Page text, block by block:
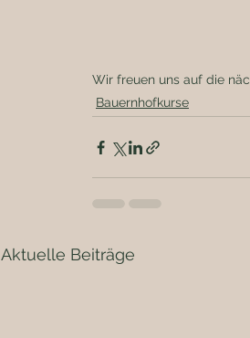
Wir freuen uns auf die
Bauernhofkurse
Aktuelle Beiträge